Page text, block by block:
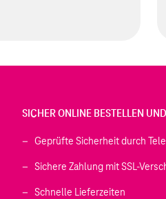
SICHER ONLINE BESTELLEN
Geprüfte Sicherheit durch
Sichere Zahlung mit SSL-
Schnelle Lieferzeiten